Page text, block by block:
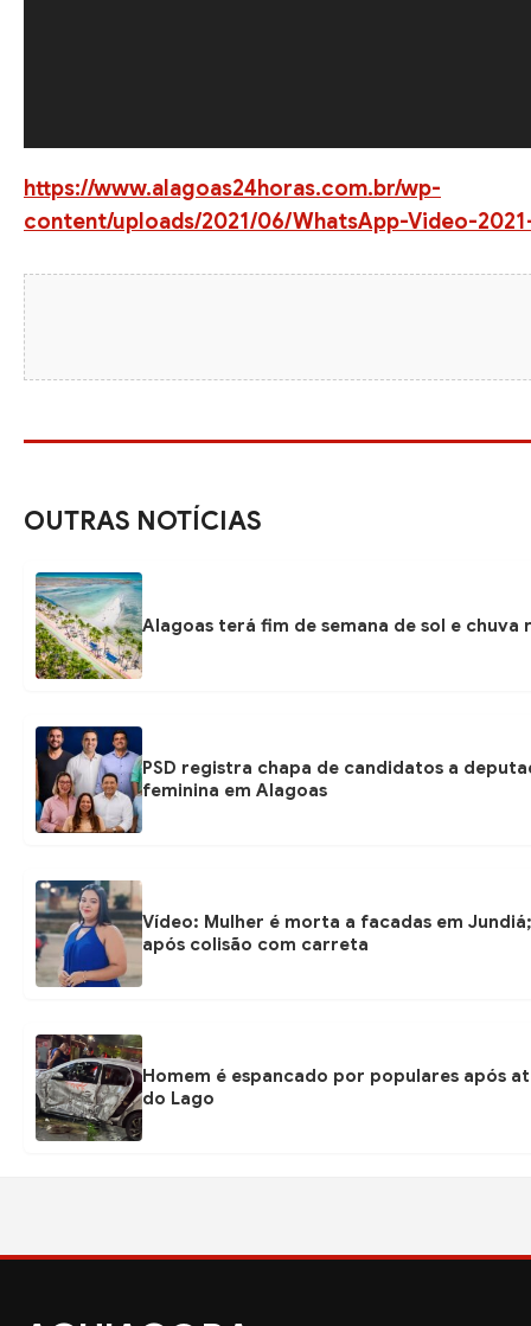
https://www.alagoas24horas.com.br/wp-
content/uploads/2021/06/WhatsApp-Video-
OUTRAS NOTÍCIAS
Alagoas terá fim de semana de sol e
PSD registra chapa de candidatos a
feminina em Alagoas
Vídeo: Mulher é morta a facadas em
após colisão com carreta
Homem é espancado por populares após
do Lago